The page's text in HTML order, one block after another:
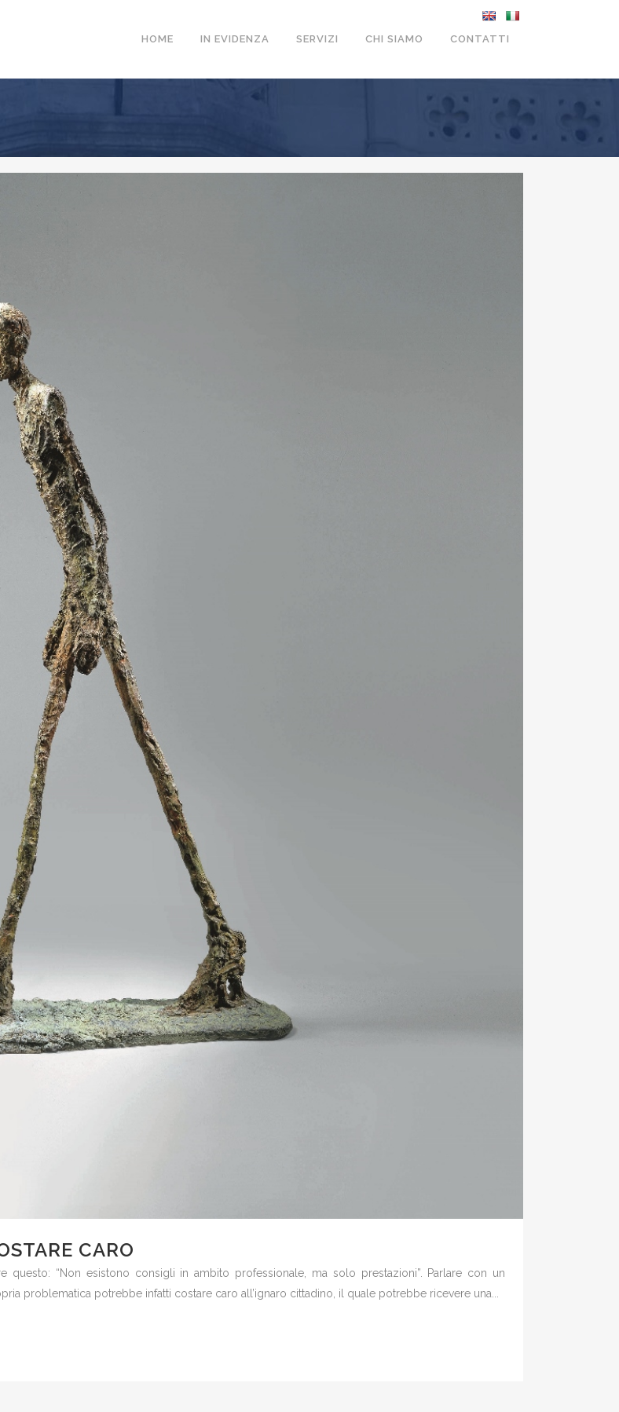
HOME IN EVIDENZA SERVIZI CHI SIAMO CONTATTI
CARO
“Non esistono consigli in ambito professionale, ma solo prestazioni”. Parlare con un
problematica potrebbe infatti costare caro all’ignaro cittadino, il quale potrebbe ricevere una...